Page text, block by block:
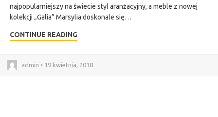
najpopularniejszy na świecie styl aranżacyjny, a meble z nowej
kolekcji „Galia” Marsylia doskonale się…
CONTINUE READING
admin • 19 kwietnia, 2018